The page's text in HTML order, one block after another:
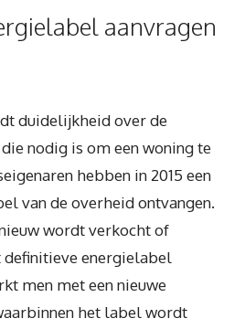
aanvragen
duidelijkheid over de
nodig is om een woning te
hebben in 2015 een
van de overheid ontvangen.
wordt verkocht of
energielabel
men met een nieuwe
het label wordt